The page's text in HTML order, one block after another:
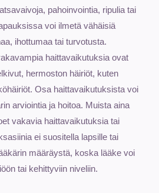
pahoinvointia, ripulia tai
voi ilmetä vähäisiä
ihottumaa tai turvotusta.
haittavaikutuksia ovat
hermoston häiriöt, kuten
Osa haittavaikutuksista voi
arviointia ja hoitoa. Muista aina
vakavia haittavaikutuksia tai
ei suositella lapsille tai
määräystä, koska lääke voi
tai kehittyviin niveliin.